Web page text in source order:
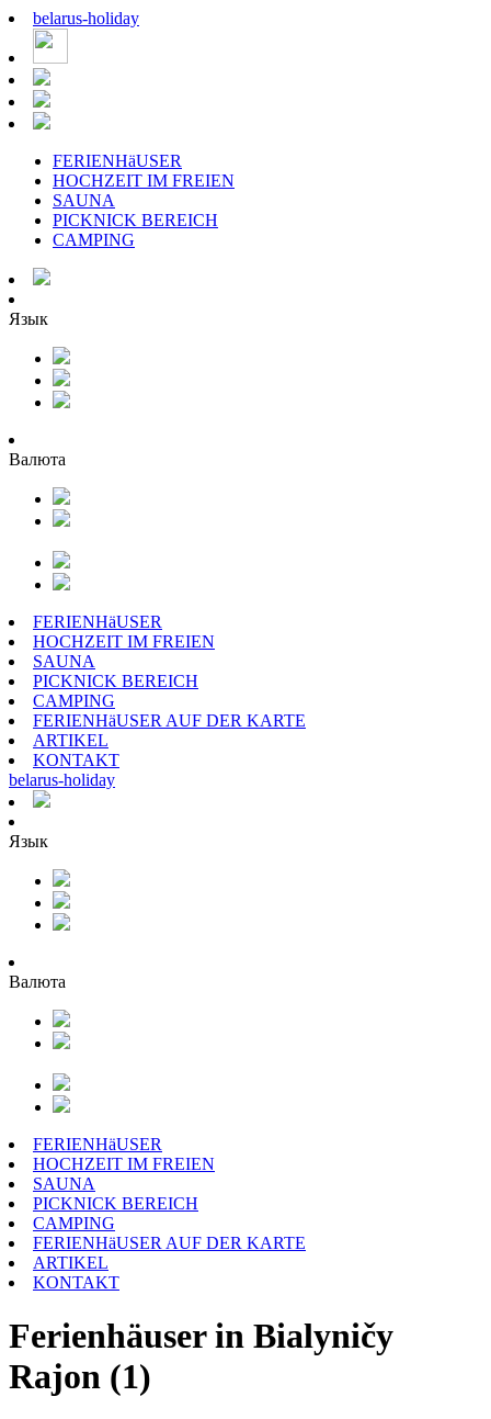
belarus-holiday
FERIENHäUSER
HOCHZEIT IM FREIEN
SAUNA
PICKNICK BEREICH
CAMPING
Язык
Валюта
FERIENHäUSER
HOCHZEIT IM FREIEN
SAUNA
PICKNICK BEREICH
CAMPING
FERIENHäUSER AUF DER KARTE
ARTIKEL
KONTAKT
belarus-holiday
Язык
Валюта
FERIENHäUSER
HOCHZEIT IM FREIEN
SAUNA
PICKNICK BEREICH
CAMPING
FERIENHäUSER AUF DER KARTE
ARTIKEL
KONTAKT
Ferienhäuser in Bialyničy
Rajon (1)